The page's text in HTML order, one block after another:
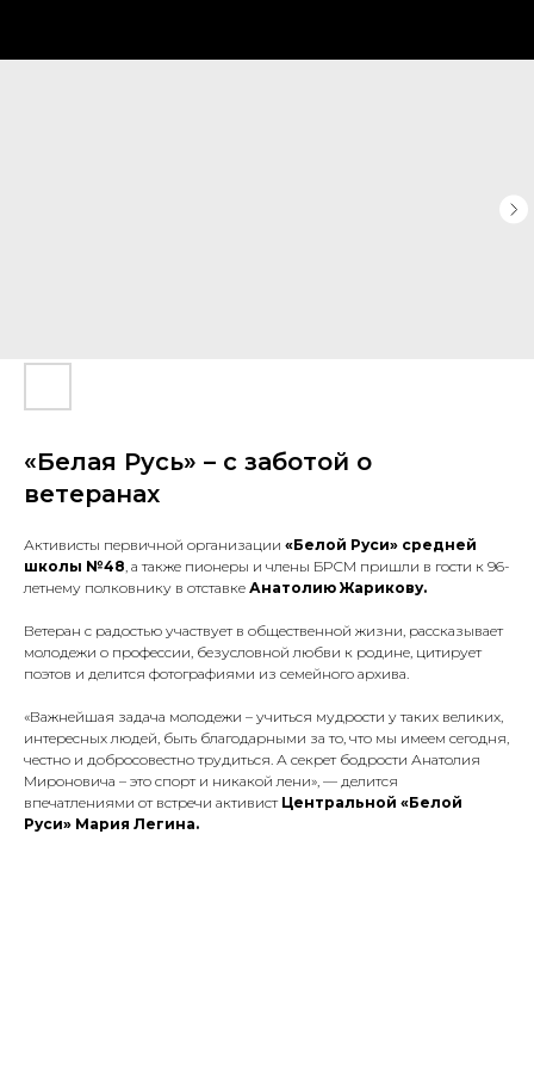
«Белая Русь» – с заботой о
ветеранах
Активисты первичной организации «Белой Руси» средней
школы №48, а также пионеры и члены БРСМ пришли в гости к 96-
летнему полковнику в отставке Анатолию Жарикову.
Ветеран с радостью участвует в общественной жизни, рассказывает
молодежи о профессии, безусловной любви к родине, цитирует
поэтов и делится фотографиями из семейного архива.
«Важнейшая задача молодежи – учиться мудрости у таких великих,
интересных людей, быть благодарными за то, что мы имеем сегодня,
честно и добросовестно трудиться. А секрет бодрости Анатолия
Мироновича – это спорт и никакой лени», — делится
впечатлениями от встречи активист Центральной «Белой
Руси» Мария Легина.